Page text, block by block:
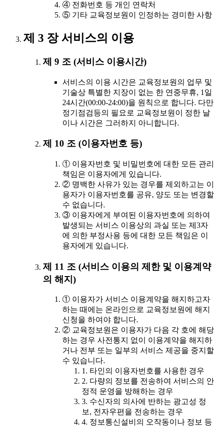
④ 전화번호 등 개인 연락처
⑤ 기타 교육정보원이 인정하는 경미한 사항
제 3 장 서비스의 이용
제 9 조 (서비스 이용시간)
서비스의 이용 시간은 교육정보원의 업무 및
기술상 특별한 지장이 없는 한 연중무휴, 1일
24시간(00:00-24:00)을 원칙으로 합니다. 다만
정기점검등의 필요로 교육정보원이 정한 날
이나 시간은 그러하지 아니합니다.
제 10 조 (이용자번호 등)
① 이용자번호 및 비밀번호에 대한 모든 관리
책임은 이용자에게 있습니다.
② 명백한 사유가 있는 경우를 제외하고는 이
용자가 이용자번호를 공유, 양도 또는 변경할
수 없습니다.
③ 이용자에게 부여된 이용자번호에 의하여
발생되는 서비스 이용상의 과실 또는 제3자
에 의한 부정사용 등에 대한 모든 책임은 이
용자에게 있습니다.
제 11 조 (서비스 이용의 제한 및 이용계약
의 해지)
① 이용자가 서비스 이용계약을 해지하고자
하는 때에는 온라인으로 교육정보원에 해지
신청을 하여야 합니다.
② 교육정보원은 이용자가 다음 각 호에 해당
하는 경우 사전통지 없이 이용계약을 해지하
거나 전부 또는 일부의 서비스 제공을 중지할
수 있습니다.
1. 타인의 이용자번호를 사용한 경우
2. 다량의 정보를 전송하여 서비스의 안
정적 운영을 방해하는 경우
3. 수신자의 의사에 반하는 광고성 정
보, 전자우편을 전송하는 경우
4. 정보통신설비의 오작동이나 정보 등